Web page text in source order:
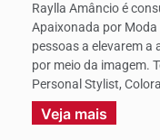
Raylla Amâncio é
Apaixonada por
pessoas a elevarem a
por meio da imagem.
Personal Stylist,
Veja mais